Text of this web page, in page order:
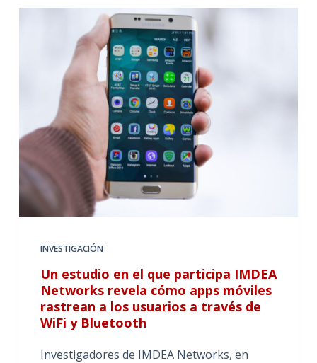
INVESTIGACIÓN
Un estudio en el que participa IMDEA
Networks revela cómo apps móviles
rastrean a los usuarios a través de
WiFi y Bluetooth
Investigadores de IMDEA Networks, en